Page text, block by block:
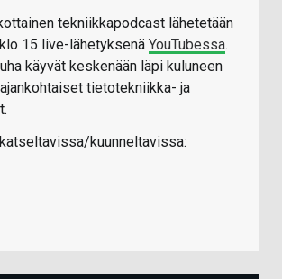
tekniikkapodcast lähetetään
15 live-lähetyksenä YouTubessa.
käyvät keskenään läpi kuluneen
tietotekniikka- ja
kuunneltavissa: